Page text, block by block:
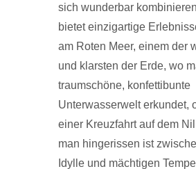
sich wunderbar
bietet einzigartige
am Roten Meer, einem der
und klarsten der Erde, wo
traumschöne, konfettibunte
Unterwasserwelt erkundet,
einer Kreuzfahrt auf dem
man hingerissen ist
Idylle und mächtigen